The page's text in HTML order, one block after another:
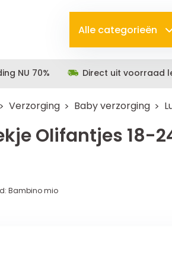
Alle categorieën
NU 70% Direct uit voorraad
Verzorging Baby verzorging
Olifantjes 18-
Bambino mio